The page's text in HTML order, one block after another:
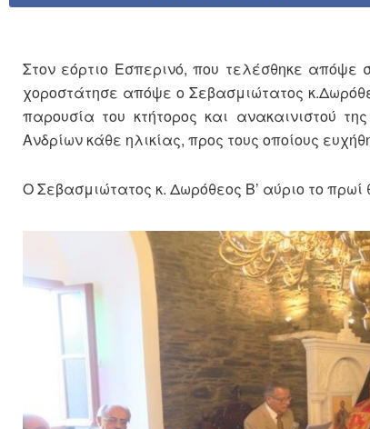
Στον εόρτιο Εσπερινό, που τελέσθηκε απόψε
χοροστάτησε απόψε ο Σεβασμιώτατος
παρουσία του κτήτορος και ανακαινιστού
Ανδρίων κάθε ηλικίας, προς τους οποίους
Ο Σεβασμιώτατος κ. Δωρόθεος Β’ αύριο το